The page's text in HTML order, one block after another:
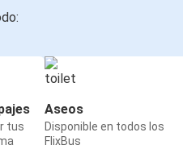
tus
Aseos
Disponible en todos los
FlixBus